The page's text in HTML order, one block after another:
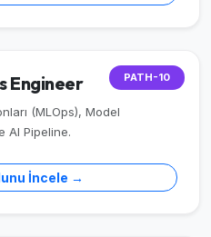
PATH-10
Engineer
(MLOps), Model
AI Pipeline.
İncele →